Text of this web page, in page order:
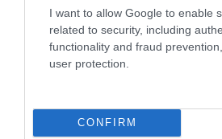
I want to allow Google to enable
related to security, including
functionality and fraud
user protection.
CONFIRM
ismerősömet
a helyről.
stílushoz!